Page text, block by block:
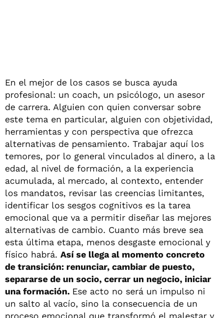
En el mejor de los casos se busca ayuda
profesional: un coach, un psicólogo, un asesor
de carrera. Alguien con quien conversar sobre
este tema en particular, alguien con objetividad,
herramientas y con perspectiva que ofrezca
alternativas de pensamiento. Trabajar aquí los
temores, por lo general vinculados al dinero, a la
edad, al nivel de formación, a la experiencia
acumulada, al mercado, al contexto, entender
los mandatos, revisar las creencias limitantes,
identificar los sesgos cognitivos es la tarea
emocional que va a permitir diseñar las mejores
alternativas de cambio. Cuanto más breve sea
esta última etapa, menos desgaste emocional y
físico habrá. Así se llega al momento concreto
de transición: renunciar, cambiar de puesto,
separarse de un socio, cerrar un negocio, iniciar
una formación. Ese acto no será un impulso ni
un salto al vacío, sino la consecuencia de un
proceso emocional que transformó el malestar y